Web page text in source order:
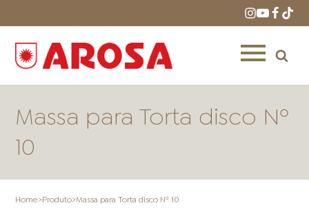
Massa para Torta disco Nº
10
Home>Produto>Massa para Torta disco Nº 10